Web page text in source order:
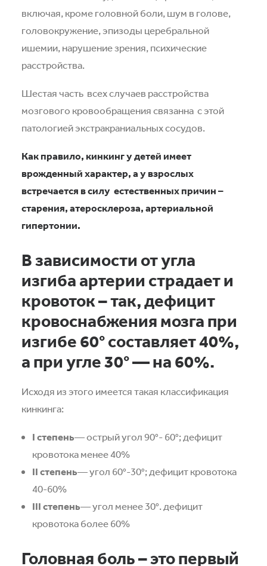
включая, кроме головной боли, шум в голове,
головокружение, эпизоды церебральной
ишемии, нарушение зрения, психические
расстройства.
Шестая часть всех случаев расстройства
мозгового кровообращения связанна с этой
патологией экстракраниальных сосудов.
Как правило, кинкинг у детей имеет
врожденный характер, а у взрослых
встречается в силу естественных причин –
старения, атеросклероза, артериальной
гипертонии.
В зависимости от угла
изгиба артерии страдает и
кровоток – так, дефицит
кровоснабжения мозга при
изгибе 60° составляет 40%,
а при угле 30° — на 60%.
Исходя из этого имеется такая классификация
кинкинга:
I степень— острый угол 90°- 60°; дефицит
кровотока менее 40%
II степень— угол 60°-30°; дефицит кровотока
40-60%
III степень— угол менее 30°. дефицит
кровотока более 60%
Головная боль – это первый